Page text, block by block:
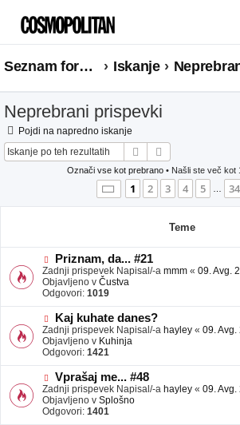
Seznam forumov Iskanje
Neprebrani prispevki
Pojdi na napredno iskanje
Iskanje
Označi vse kot prebrano• Našli ste več kot
Stran 1od34
1 2 3 4 5 … 34
Teme
N
o
v
e
b
a
v
e
Priznam, da... #21
Zadnji prispevek Napisal/-a mmm « 09. Avg.
Objavljeno v Čustva
Odgovori: 1019
N
o
v
e
b
a
v
e
Kaj kuhate danes?
Zadnji prispevek Napisal/-a hayley « 09. Avg.
Objavljeno v Kuhinja
Odgovori: 1421
N
o
v
e
Vprašaj me... #48
Zadnji prispevek Napisal/-a hayley « 09. Avg.
Objavljeno v Splošno
Odgovori: 1401